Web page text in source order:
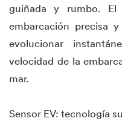
guiñada y rumbo.
embarcación precisa
evolucionar
velocidad de la
mar.
Sensor EV: tecnología